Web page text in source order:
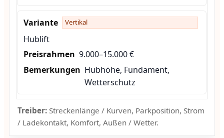
Vertikal
Hublift
9.000–15.000 €
Hubhöhe, Fundament,
Wetterschutz
Treiber:Streckenlänge / Kurven, Parkposition, Strom
/ Ladekontakt, Komfort, Außen / Wetter.